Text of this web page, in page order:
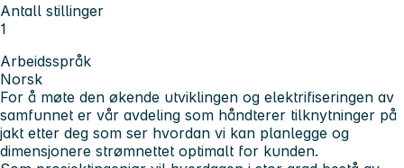
Antall stillinger
1
Arbeidsspråk
Norsk
For å møte den økende utviklingen og elektrifiseringen av
samfunnet er vår avdeling som håndterer tilknytninger på
jakt etter deg som ser hvordan vi kan planlegge og
dimensjonere strømnettet optimalt for kunden.